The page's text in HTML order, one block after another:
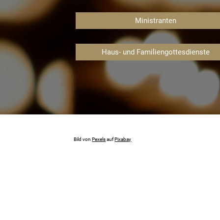
Neuzugezogenenbrief
Ministranten
Haus- und Familiengottesdienste
Bild vonPexelsaufPixabay